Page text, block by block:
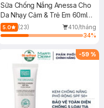
Sữa Chống Nắng Anessa Cho
Da Nhạy Cảm & Trẻ Em 60ml
(Mới)
5.0 (23)
410/tháng
34%
-59 %